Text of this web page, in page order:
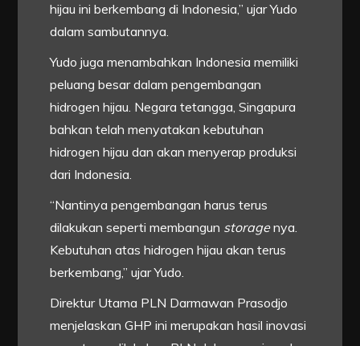
hijau ini berkembang di Indonesia,” ujar Yudo
dalam sambutannya.
Yudo juga menambahkan Indonesia memiliki
peluang besar dalam pengembangan
hidrogen hijau. Negara tetangga, Singapura
bahkan telah menyatakan kebutuhan
hidrogen hijau dan akan menyerap produksi
dari Indonesia.
“Nantinya pengembangan harus terus
dilakukan seperti membangun storagenya.
Kebutuhan atas hidrogen hijau akan terus
berkembang,” ujar Yudo.
Direktur Utama PLN Darmawan Prasodjo
menjelaskan GHP ini merupakan hasil inovasi